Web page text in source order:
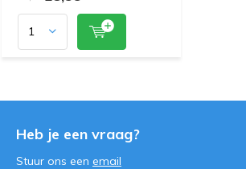
Heb je een vraag?
Stuur ons een email